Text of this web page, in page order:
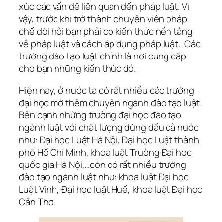
xúc các vấn đề liên quan đến pháp luật. Vì
vậy, trước khi trở thành chuyên viên pháp
chế đòi hỏi bạn phải có kiến thức nền tảng
về pháp luật và cách áp dụng pháp luật. Các
trường đào tạo luật chính là nơi cung cấp
cho bạn những kiến thức đó.
Hiện nay, ở nước ta có rất nhiều các trường
đại học mở thêm chuyên ngành đào tạo luật.
Bên cạnh những trường đại học đào tạo
ngành luật với chất lượng đứng đầu cả nước
như: Đại học Luật Hà Nội, Đại học Luật thành
phố Hồ Chí Minh, khoa luật Trường Đại học
quốc gia Hà Nội,…còn có rất nhiều trường
đào tạo ngành luật như: khoa luật Đại học
Luật Vinh, Đại học luật Huế, khoa luật Đại học
Cần Thơ.